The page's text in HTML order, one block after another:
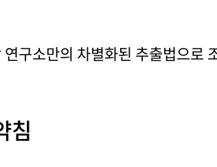
구소만의 차별화된 추출법으로
침